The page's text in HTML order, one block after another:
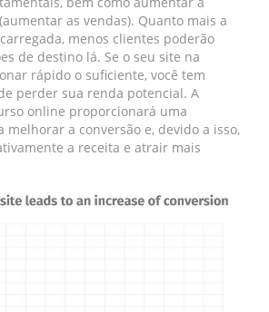
as vendas). Quanto mais a
menos clientes poderão
de destino lá. Se o seu site na
rápido o suficiente, você tem
perder sua renda potencial. A
online proporcionará uma
a conversão e, devido a isso,
a receita e atrair mais